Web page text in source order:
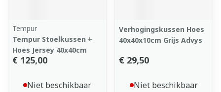
Tempur
Tempur Stoelkussen +
Hoes Jersey 40x40cm
€ 125,00
Niet beschikbaar
Verhogingskussen Hoes
40x40x10cm Grijs Advys
€ 29,50
Niet beschikbaar